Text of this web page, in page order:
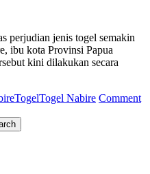
perjudian jenis togel semakin
ibu kota Provinsi Papua
kini dilakukan secara
TogelTogel Nabire Comment